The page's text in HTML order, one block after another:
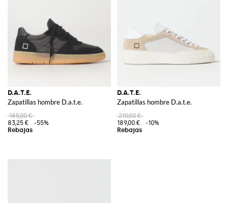
D.A.T.E.
Zapatillas hombre D.a.t.e.
185,00 €
83,25 €
-55%
D.A.T.E.
Zapatillas hombre D.a.t.e.
210,00 €
189,00 €
-10%